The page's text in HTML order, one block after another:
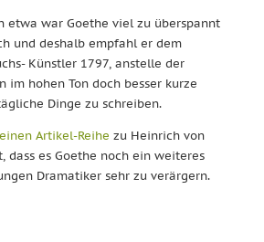
etwa war Goethe viel zu überspannt
und deshalb empfahl er dem
Künstler 1797, anstelle der
im hohen Ton doch besser kurze
Dinge zu schreiben.
Artikel-Reihe zu Heinrich von
dass es Goethe noch ein weiteres
Dramatiker sehr zu verärgern.